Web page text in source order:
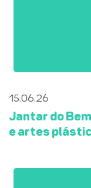
15.06.26
Jantar do
e artes